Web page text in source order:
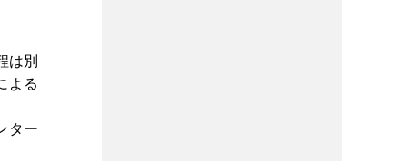
は別
よる
ター